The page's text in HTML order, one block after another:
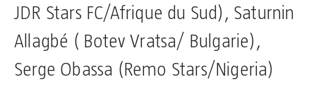
JDR Stars FC/Afrique du Sud), Saturnin
Allagbé ( Botev Vratsa/ Bulgarie),
Serge Obassa (Remo Stars/Nigeria)